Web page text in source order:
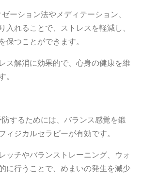
ゼーション法やメディテーション、
入れることで、ストレスを軽減し、
保つことができます。
ス解消に効果的で、心身の健康を維
。
防するためには、バランス感覚を鍛
ィジカルセラピーが有効です。
ッチやバランストレーニング、ウォ
に行うことで、めまいの発生を減少